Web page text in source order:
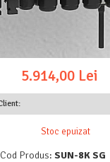
5.914,00 Lei
Stoc epuizat
Cod Produs: SUN-8K SG